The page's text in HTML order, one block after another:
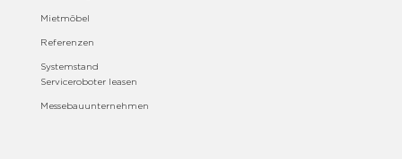
Mietmöbel
Referenzen
Systemstand
Serviceroboter leasen
Messebauunternehmen